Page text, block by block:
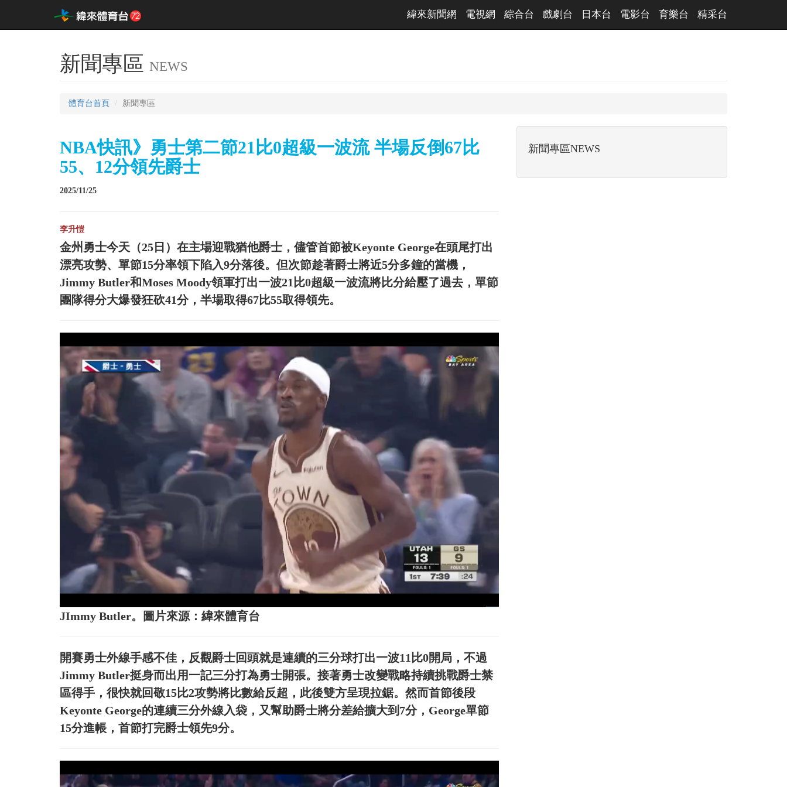
緯來新聞網 電視網 綜合台 戲劇台 日本台 電影台 育樂台 精采台
新聞專區 NEWS
體育台首頁 新聞專區
NBA快訊》勇士第二節21比0超級一波流 半場反倒67比
55、12分領先爵士
2025/11/25
李升愷
金州勇士今天（25日）在主場迎戰猶他爵士，儘管首節被Keyonte George在頭尾打出
漂亮攻勢、單節15分率領下陷入9分落後。但次節趁著爵士將近5分多鐘的當機，
Jimmy Butler和Moses Moody領軍打出一波21比0超級一波流將比分給壓了過去，單節
團隊得分大爆發狂砍41分，半場取得67比55取得領先。
JImmy Butler。圖片來源：緯來體育台
開賽勇士外線手感不佳，反觀爵士回頭就是連續的三分球打出一波11比0開局，不過
Jimmy Butler挺身而出用一記三分打為勇士開張。接著勇士改變戰略持續挑戰爵士禁
區得手，很快就回敬15比2攻勢將比數給反超，此後雙方呈現拉鋸。然而首節後段
Keyonte George的連續三分外線入袋，又幫助爵士將分差給擴大到7分，George單節
15分進帳，首節打完爵士領先9分。
新聞專區NEWS